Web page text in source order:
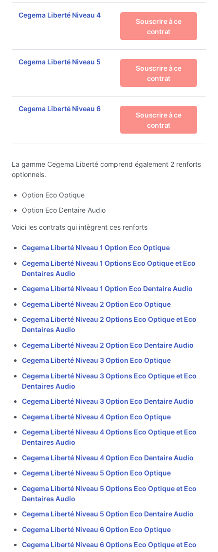
Cegema Liberté Niveau 4
Souscrire à ce
contrat
Cegema Liberté Niveau 5
Souscrire à ce
contrat
Cegema Liberté Niveau 6
Souscrire à ce
contrat
La gamme Cegema Liberté comprend également 2 renforts
optionnels.
Option Eco Optique
Option Eco Dentaire Audio
Voici les contrats qui intègrent ces renforts
Cegema Liberté Niveau 1 Option Eco Optique
Cegema Liberté Niveau 1 Options Eco Optique et Eco
Dentaires Audio
Cegema Liberté Niveau 1 Option Eco Dentaire Audio
Cegema Liberté Niveau 2 Option Eco Optique
Cegema Liberté Niveau 2 Options Eco Optique et Eco
Dentaires Audio
Cegema Liberté Niveau 2 Option Eco Dentaire Audio
Cegema Liberté Niveau 3 Option Eco Optique
Cegema Liberté Niveau 3 Options Eco Optique et Eco
Dentaires Audio
Cegema Liberté Niveau 3 Option Eco Dentaire Audio
Cegema Liberté Niveau 4 Option Eco Optique
Cegema Liberté Niveau 4 Options Eco Optique et Eco
Dentaires Audio
Cegema Liberté Niveau 4 Option Eco Dentaire Audio
Cegema Liberté Niveau 5 Option Eco Optique
Cegema Liberté Niveau 5 Options Eco Optique et Eco
Dentaires Audio
Cegema Liberté Niveau 5 Option Eco Dentaire Audio
Cegema Liberté Niveau 6 Option Eco Optique
Cegema Liberté Niveau 6 Options Eco Optique et Eco